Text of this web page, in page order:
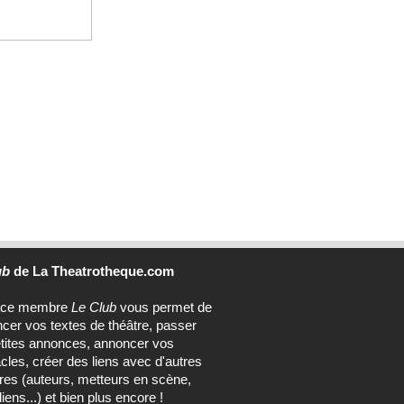
membreLe Clubvous permet de
vos textes de théâtre, passer
annonces, annoncer vos
créer des liens avec d'autres
(auteurs, metteurs en scène,
et bien plus encore !
le Club